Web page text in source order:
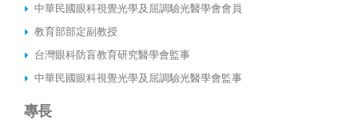
中華民國眼科視覺光學及屈調驗光醫學會會員
教育部部定副教授
台灣眼科防盲教育研究醫學會監事
中華民國眼科視覺光學及屈調驗光醫學會監事
專長